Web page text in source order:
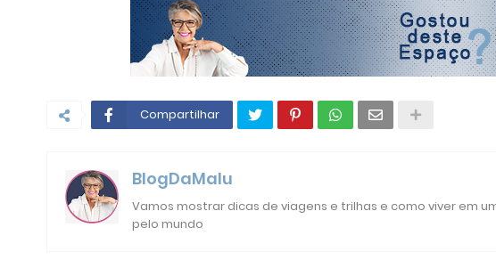
Compartilhar
BlogDaMalu
Vamos mostrar dicas de viagens e trilhas e como viver em
pelo mundo